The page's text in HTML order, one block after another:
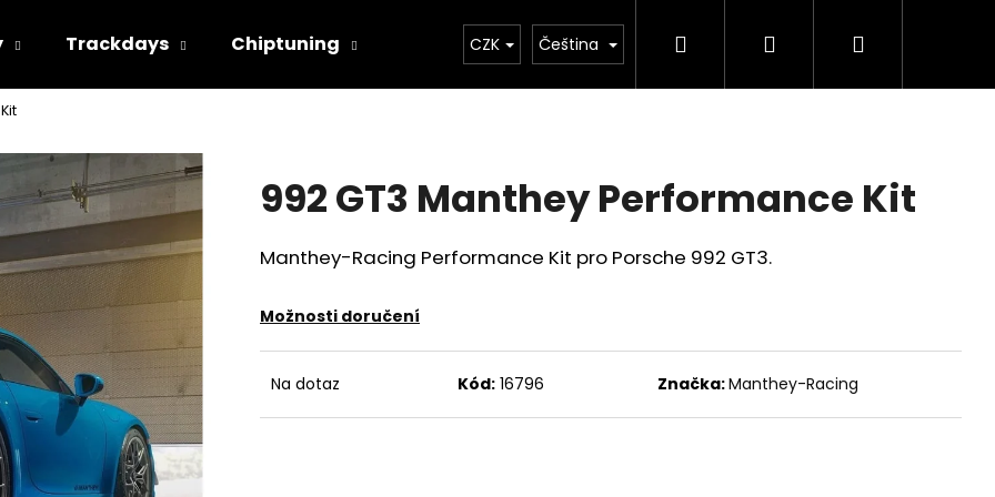
Trackdays Chiptuning Závodní tým Merch Prodej vozů Kde nás
CZK Čeština Hledat PřihlášeníNákupní
992 GT3 Manthey Performance Kit
Manthey-Racing Performance Kit pro Porsche 992 GT3.
Možnosti doručení
Na dotaz Kód: 16796 Značka:Manthey-Racing
Co potřebujete najít?
HLEDAT
Doporučujeme
ECHO